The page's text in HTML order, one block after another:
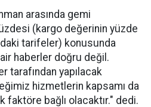
arasında gemi
(kargo değerinin yüzde
tarifeler) konusunda
haberler doğru değil.
tarafından yapılacak
hizmetlerin kapsamı da
faktöre bağlı olacaktır." dedi.